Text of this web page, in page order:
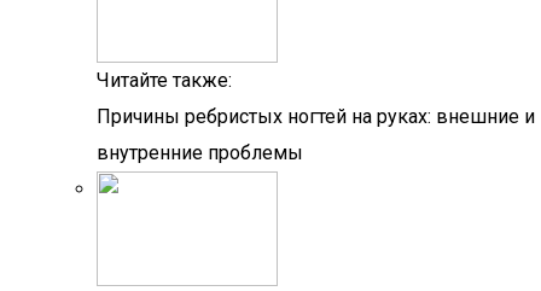
Читайте также:
Причины ребристых ногтей на руках: внешние и
внутренние проблемы